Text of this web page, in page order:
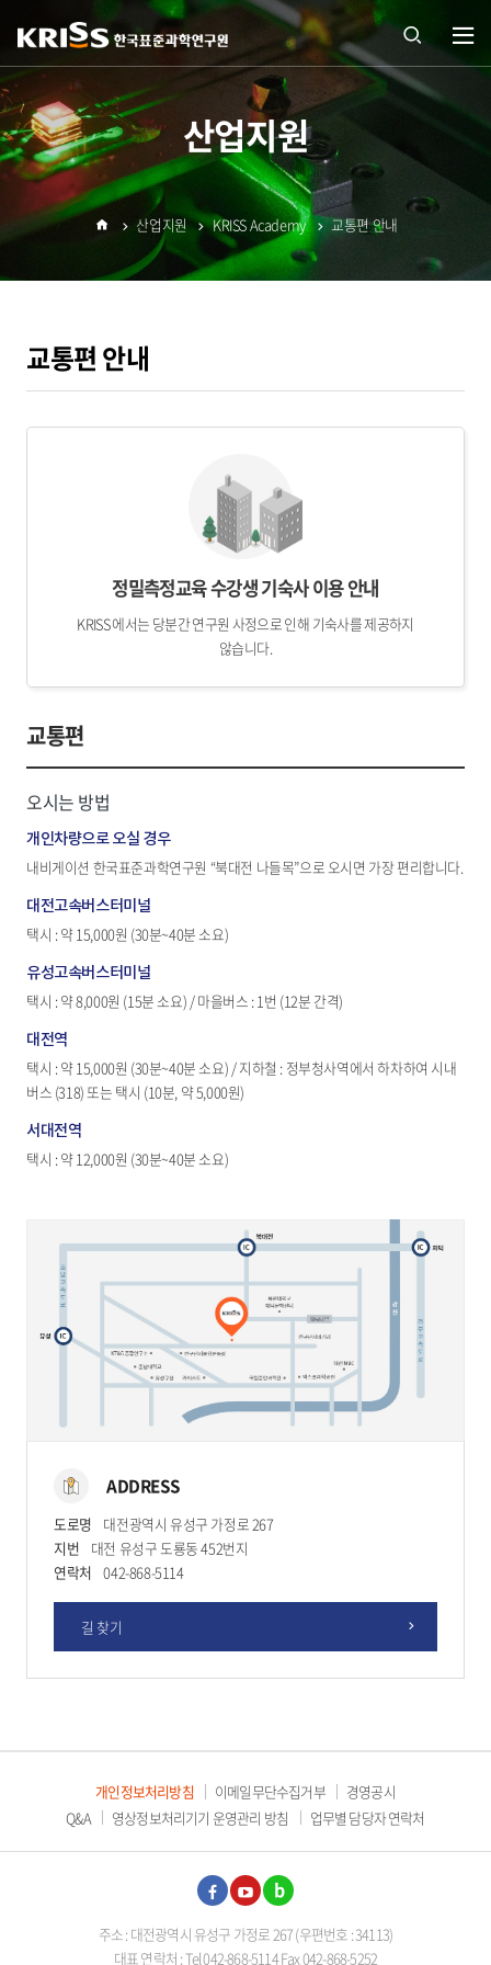
통합
검색
열기
열기
산업지원
교통편 안내
산업지원 KRISS Academy 교통편 안내
정밀측정교육 수강생 기숙사 이용 안내
KRISS 에서는 당분간 연구원 사정으로 인해 기숙사를 제공하지
않습니다.
교통편
오시는 방법
개인차량으로 오실 경우
내비게이션 한국표준과학연구원 “북대전 나들목”으로 오시면 가장 편리합니다.
대전고속버스터미널
택시 : 약 15,000원 (30분~40분 소요)
유성고속버스터미널
택시 : 약 8,000원 (15분 소요) / 마을버스 : 1번 (12분 간격)
대전역
택시 : 약 15,000원 (30분~40분 소요) / 지하철 : 정부청사역에서 하차하여 시내
버스 (318) 또는 택시 (10분, 약 5,000원)
서대전역
택시 : 약 12,000원 (30분~40분 소요)
ADDRESS
도로명
대전광역시 유성구 가정로 267
지번
대전 유성구 도룡동 452번지
연락처
042-868-5114
길 찾기
개인정보처리방침 이메일무단수집거부
경영공시
Q&A
영상정보처리기기 운영관리 방침 업무별 담당자 연락처
스북
브
그
주소 : 대전광역시 유성구 가정로 267 (우편번호 : 34113)
대표 연락처 : Tel 042-868-5114 Fax 042-868-5252